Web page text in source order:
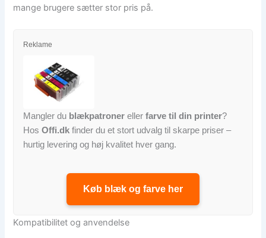
mange brugere sætter stor pris på.
Reklame
Mangler du blækpatroner ellerfarve til din printer?
HosOffi.dk finder du et stort udvalg til skarpe priser –
hurtig levering og høj kvalitet hver gang.
Køb blæk og farve her
Kompatibilitet og anvendelse